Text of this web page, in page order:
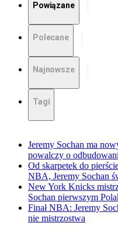
Powiązane
Polecane
Najnowsze
Tagi
Jeremy Sochan ma
powalczy o
Od skarpetek do
NBA, Jeremy Sochan
New York Knicks
Sochan pierwszym
Finał NBA: Jeremy
nie mistrzostwa